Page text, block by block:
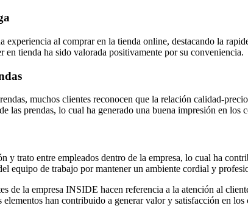
al comprar en la tienda online, destacando la
tienda ha sido valorada positivamente por su conveniencia.
muchos clientes reconocen que la relación calidad-
las prendas, lo cual ha generado una buena impresión en los
y trato entre empleados dentro de la empresa, lo cual ha
equipo de trabajo por mantener un ambiente cordial y
de la empresa INSIDE hacen referencia a la atención al
han contribuido a generar valor y satisfacción en